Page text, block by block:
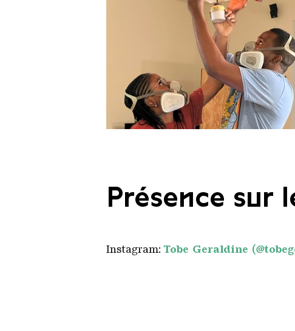
Géraldine Tobe und Vide Cantique
Copyright: Ralf Beil / Weltkulturerbe
Présence sur
Instagram: Tobe Geraldine